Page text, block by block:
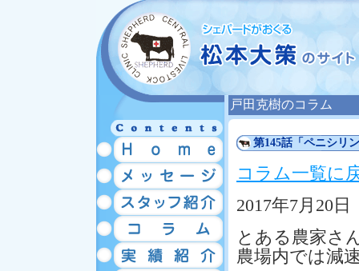
戸田克樹のコラム
第145話「ペニシリ
コラム一覧に
2017年7月20日
とある農家さ
農場内では減